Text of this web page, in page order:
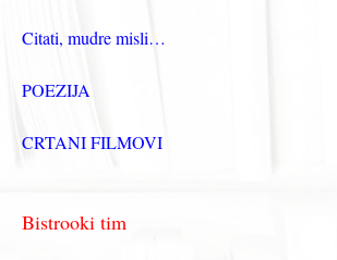
Citati, mudre misli…
POEZIJA
CRTANI FILMOVI
Bistrooki tim